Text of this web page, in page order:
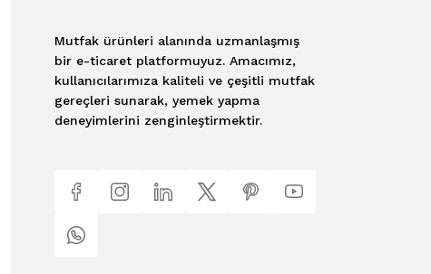
Mutfak ürünleri alanında uzmanlaşmış
bir e-ticaret platformuyuz. Amacımız,
kullanıcılarımıza kaliteli ve çeşitli mutfak
gereçleri sunarak, yemek yapma
deneyimlerini zenginleştirmektir.